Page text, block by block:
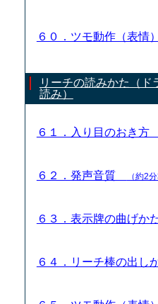
６０．ツモ動作（表情
リーチの読みかた（ド
読み）
６１．入り目のおき方
６２．発声音質 （約2
６３．表示牌の曲げか
６４．リーチ棒の出し